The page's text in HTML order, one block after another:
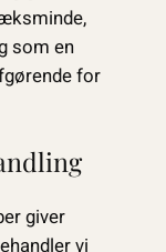
som en
for
giver
vi